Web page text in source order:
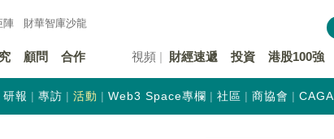
陣 財華智庫沙龍
顧問 合作 視頻 財經速遞 投資 港股100強
研報 專訪 活動 Web3 Space專欄 社區 商協會 CAGA